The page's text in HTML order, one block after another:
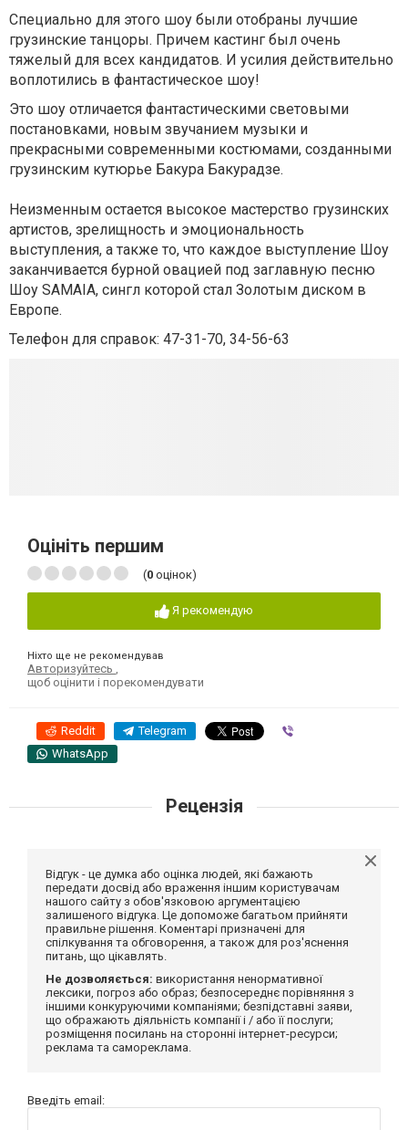
Специально для этого шоу были отобраны лучшие
грузинские танцоры. Причем кастинг был очень
тяжелый для всех кандидатов. И усилия действительно
воплотились в фантастическое шоу!
Это шоу отличается фантастическими световыми
постановками, новым звучанием музыки и
прекрасными современными костюмами, созданными
грузинским кутюрье Бакура Бакурадзе.
Неизменным остается высокое мастерство грузинских
артистов, зрелищность и эмоциональность
выступления, а также то, что каждое выступление Шоу
заканчивается бурной овацией под заглавную песню
Шоу SAMAIA, сингл которой стал Золотым диском в
Европе.
Телефон для справок: 47-31-70, 34-56-63
Оцініть першим
(0 оцінок)
Я рекомендую
Ніхто ще не рекомендував
Авторизуйтесь
щоб оцінити і порекомендувати
Reddit Telegram
WhatsApp
Рецензія
Відгук - це думка або оцінка людей, які бажають
передати досвід або враження іншим користувачам
нашого сайту з обов'язковою аргументацією
залишеного відгука. Це допоможе багатьом прийняти
правильне рішення. Коментарі призначені для
спілкування та обговорення, а також для роз'яснення
питань, що цікавлять.
Не дозволяється: використання ненормативної
лексики, погроз або образ; безпосереднє порівняння з
іншими конкуруючими компаніями; безпідставні заяви,
що ображають діяльність компанії і / або її послуги;
розміщення посилань на сторонні інтернет-ресурси;
реклама та самореклама.
Введіть email: